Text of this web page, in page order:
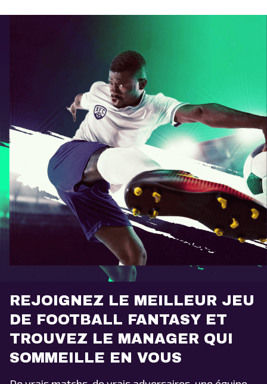
REJOIGNEZ LE MEILLEUR JEU
DE FOOTBALL FANTASY ET
TROUVEZ LE MANAGER QUI
SOMMEILLE EN VOUS